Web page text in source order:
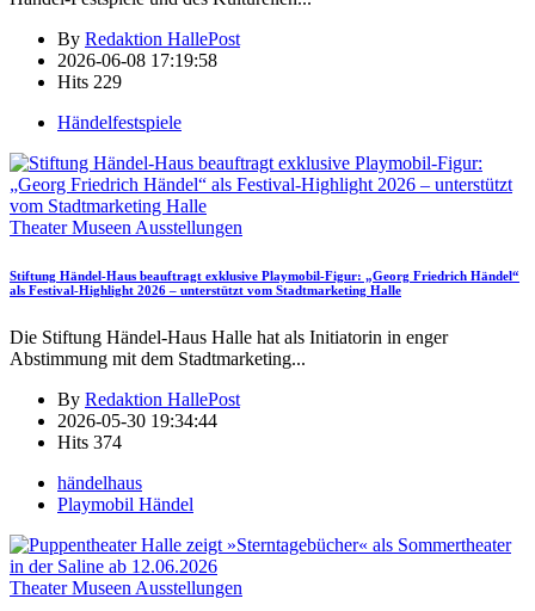
By Redaktion HallePost
2026-06-08 17:19:58
Hits 229
Händelfestspiele
Theater Museen Ausstellungen
Stiftung Händel-Haus beauftragt exklusive Playmobil-Figur: „Georg Friedrich Händel“
als Festival-Highlight 2026 – unterstützt vom Stadtmarketing Halle
Die Stiftung Händel-Haus Halle hat als Initiatorin in enger
Abstimmung mit dem Stadtmarketing...
By Redaktion HallePost
2026-05-30 19:34:44
Hits 374
händelhaus
Playmobil Händel
Theater Museen Ausstellungen